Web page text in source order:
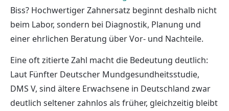
Biss? Hochwertiger Zahnersatz beginnt deshalb nicht
beim Labor, sondern bei Diagnostik, Planung und
einer ehrlichen Beratung über Vor- und Nachteile.
Eine oft zitierte Zahl macht die Bedeutung deutlich:
Laut Fünfter Deutscher Mundgesundheitsstudie,
DMS V, sind ältere Erwachsene in Deutschland zwar
deutlich seltener zahnlos als früher, gleichzeitig bleibt